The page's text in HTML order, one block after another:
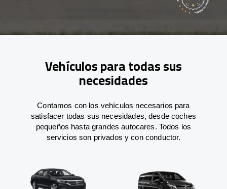
Vehículos para todas sus
necesidades
Contamos con los vehículos necesarios para
satisfacer todas sus necesidades, desde coches
pequeños hasta grandes autocares. Todos los
servicios son privados y con conductor.